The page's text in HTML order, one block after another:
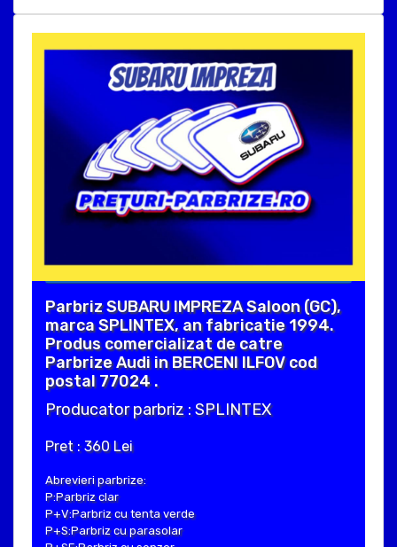
Parbriz SUBARU IMPREZA Saloon (GC),
marca SPLINTEX, an fabricatie 1994.
Produs comercializat de catre
Parbrize Audi in BERCENI ILFOV cod
postal 77024 .
Producator parbriz : SPLINTEX
Pret : 360 Lei
Abrevieri parbrize:
P:Parbriz clar
P+V:Parbriz cu tenta verde
P+S:Parbriz cu parasolar